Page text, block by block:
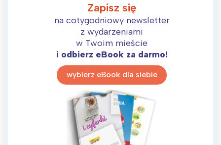
Zapisz się
na cotygodniowy newsletter
z wydarzeniami
w Twoim mieście
i odbierz eBook za darmo!
wybierz eBook dla siebie